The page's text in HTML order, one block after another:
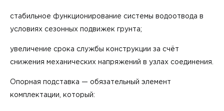
стабильное функционирование системы водоотвода в
условиях сезонных подвижек грунта;
увеличение срока службы конструкции за счёт
снижения механических напряжений в узлах соединения.
Опорная подставка — обязательный элемент
комплектации, который: